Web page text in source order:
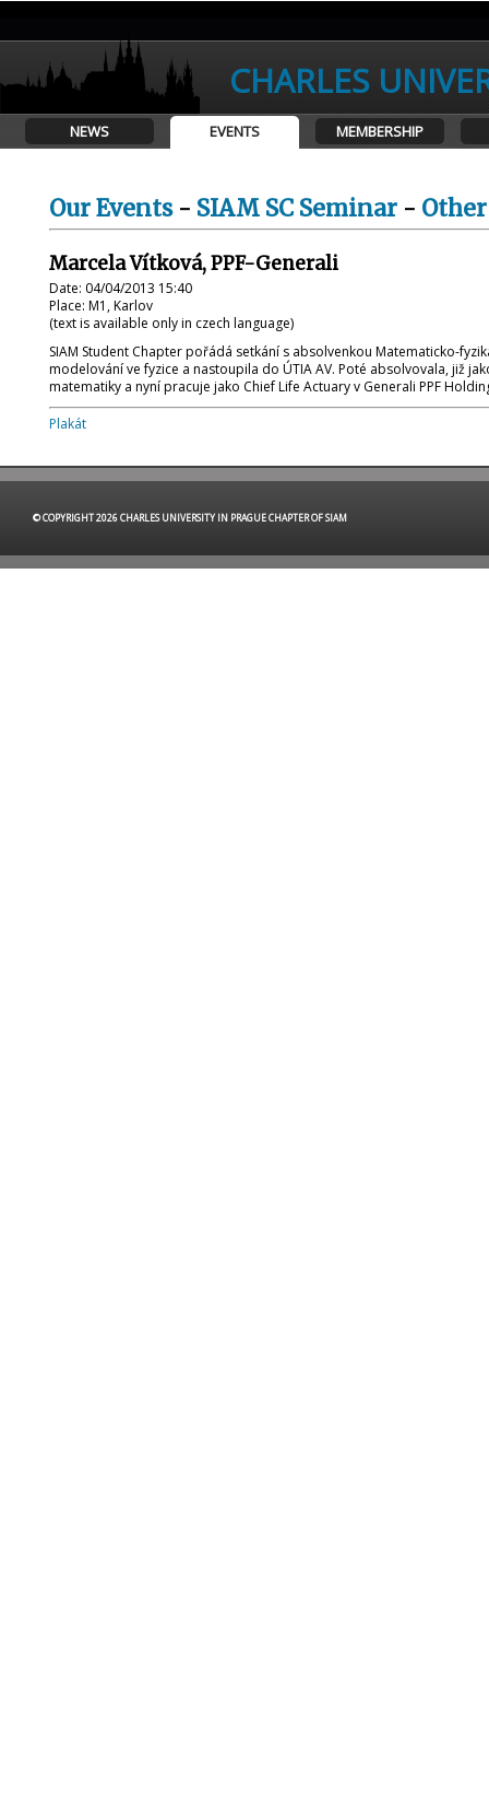
CHARLES
NEWS EVENTS MEMBERSHIP
Our Events- SIAM SC Seminar -
Marcela Vítková, PPF-Generali
Date: 04/04/2013 15:40
Place: M1, Karlov
(text is available only in czech language)
SIAM Student Chapter pořádá setkání s absolvenkou Matematicko-
modelování ve fyzice a nastoupila do ÚTIA AV. Poté absolvovala, již
matematiky a nyní pracuje jako Chief Life Actuary v Generali PPF
Plakát
© COPYRIGHT 2026 CHARLES UNIVERSITY IN PRAGUE CHAPTER OF SIAM